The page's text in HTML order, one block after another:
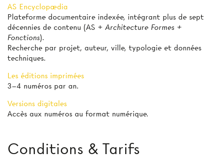
AS Encyclopædia
Plateforme documentaire indexée, intégrant plus de sept
décennies de contenu (AS + Architecture Formes +
Fonctions).
Recherche par projet, auteur, ville, typologie et données
techniques.
Les éditions imprimées
3–4 numéros par an.
Versions digitales
Accès aux numéros au format numérique.
Conditions & Tarifs